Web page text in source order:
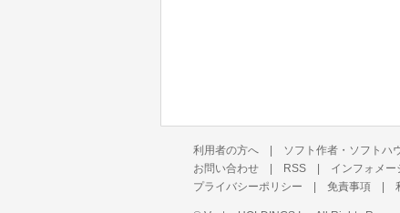
利用者の方へ | ソフト作者・ソフトハ
お問い合わせ | RSS | インフォメー
プライバシーポリシー | 免責事項 |